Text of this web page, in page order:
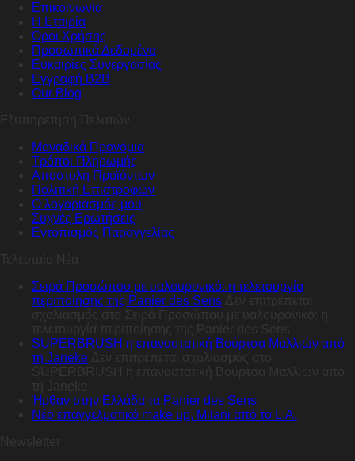
Επικοινωνία
Η Εταιρία
Όροι Χρήσης
Προσωπικά Δεδομένα
Ευκαιρίες Συνεργασίας
Εγγραφή B2B
Our Blog
Εξυπηρέτηση Πελατών
Μοναδικά Προνόμια
Τρόποι Πληρωμής
Αποστολή Προϊόντων
Πολιτική Επιστροφών
Ο λογαριασμός μου
Συχνές Ερωτήσεις
Εντοπισμός Παραγγελίας
Τελευταία Νέα
Σειρά Προσώπου με υαλουρονικό: η τελετουργία
περιποίησης της Panier des Sens Δεν επιτρέπεται
σχολιασμός
στο Σειρά Προσώπου με υαλουρονικό: η
τελετουργία περιποίησης της Panier des Sens
SUPERBRUSH η επαναστατική Βούρτσα Μαλλιών από
τη Janeke Δεν επιτρέπεται σχολιασμός
SUPERBRUSH η επαναστατική Βούρτσα Μαλλιών από
τη Janeke
Ήρθαν στην Ελλάδα τα Panier des Sens
Nέο επαγγελματικό make up, Milani από το L.A.
Newsletter